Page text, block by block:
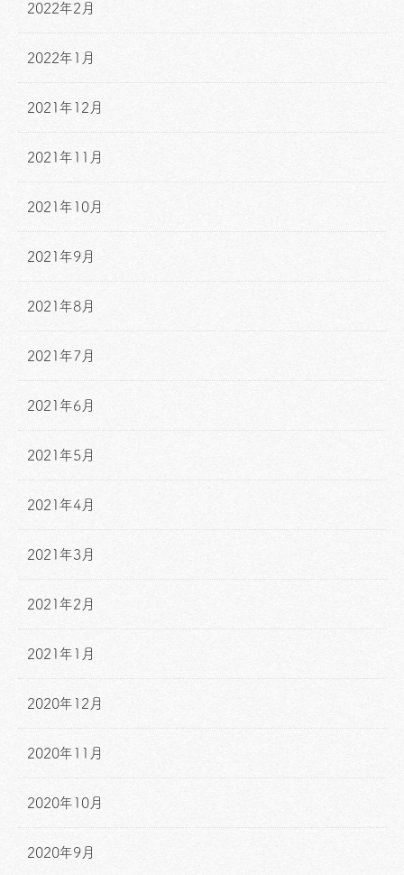
2022年2月
2022年1月
2021年12月
2021年11月
2021年10月
2021年9月
2021年8月
2021年7月
2021年6月
2021年5月
2021年4月
2021年3月
2021年2月
2021年1月
2020年12月
2020年11月
2020年10月
2020年9月